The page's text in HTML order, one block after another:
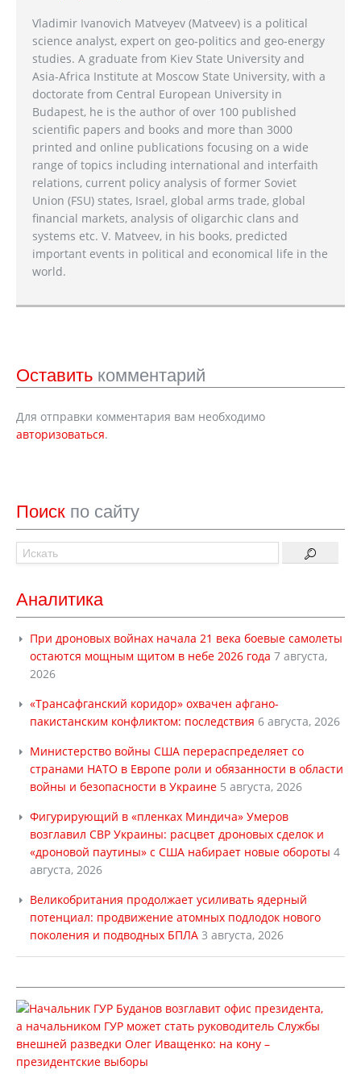
Vladimir Ivanovich Matveyev (Matveev) is a political
science analyst, expert on geo-politics and geo-energy
studies. A graduate from Kiev State University and
Asia-Africa Institute at Moscow State University, with a
doctorate from Central European University in
Budapest, he is the author of over 100 published
scientific papers and books and more than 3000
printed and online publications focusing on a wide
range of topics including international and interfaith
relations, current policy analysis of former Soviet
Union (FSU) states, Israel, global arms trade, global
financial markets, analysis of oligarchic clans and
systems etc. V. Matveev, in his books, predicted
important events in political and economical life in the
world.
Оставить комментарий
Для отправки комментария вам необходимо
авторизоваться.
Поиск по сайту
Аналитика
При дроновых войнах начала 21 века боевые самолеты
остаются мощным щитом в небе 2026 года 7 августа,
2026
«Трансафганский коридор» охвачен афгано-
пакистанским конфликтом: последствия 6 августа, 2026
Министерство войны США перераспределяет со
странами НАТО в Европе роли и обязанности в области
войны и безопасности в Украине 5 августа, 2026
Фигурирующий в «пленках Миндича» Умеров
возглавил СВР Украины: расцвет дроновых сделок и
«дроновой паутины» с США набирает новые обороты 4
августа, 2026
Великобритания продолжает усиливать ядерный
потенциал: продвижение атомных подлодок нового
поколения и подводных БПЛА 3 августа, 2026